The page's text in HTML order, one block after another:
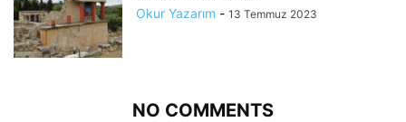
Okur Yazarım - 13 Temmuz 2023
NO COMMENTS